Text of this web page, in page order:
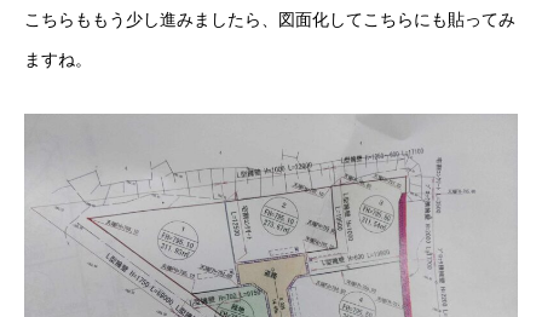
こちらももう少し進みましたら、図面化してこちらにも貼ってみ
ますね。